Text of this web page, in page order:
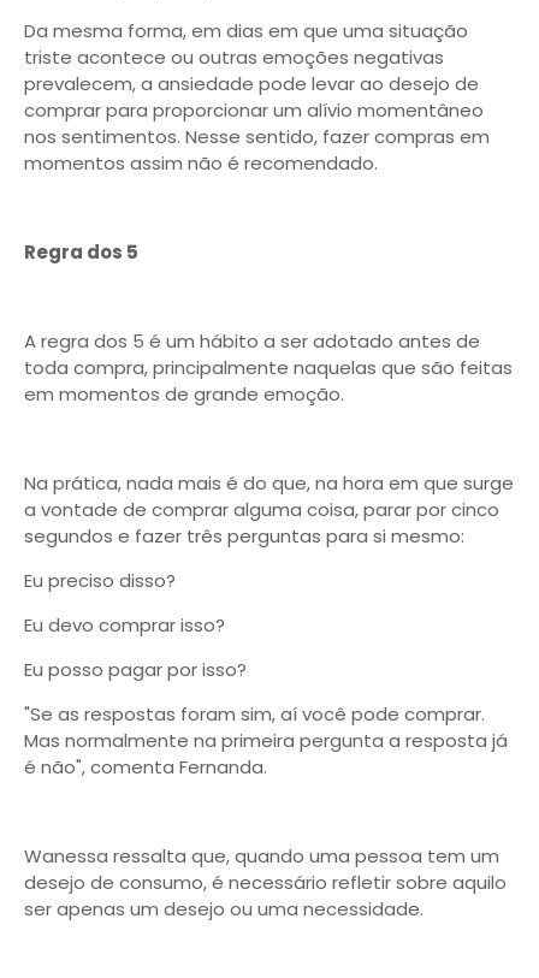
Da mesma forma, em dias em que uma situação
triste acontece ou outras emoções negativas
prevalecem, a ansiedade pode levar ao desejo de
comprar para proporcionar um alívio momentâneo
nos sentimentos. Nesse sentido, fazer compras em
momentos assim não é recomendado.
Regra dos 5
A regra dos 5 é um hábito a ser adotado antes de
toda compra, principalmente naquelas que são feitas
em momentos de grande emoção.
Na prática, nada mais é do que, na hora em que surge
a vontade de comprar alguma coisa, parar por cinco
segundos e fazer três perguntas para si mesmo:
Eu preciso disso?
Eu devo comprar isso?
Eu posso pagar por isso?
"Se as respostas foram sim, aí você pode comprar.
Mas normalmente na primeira pergunta a resposta já
é não", comenta Fernanda.
Wanessa ressalta que, quando uma pessoa tem um
desejo de consumo, é necessário refletir sobre aquilo
ser apenas um desejo ou uma necessidade.